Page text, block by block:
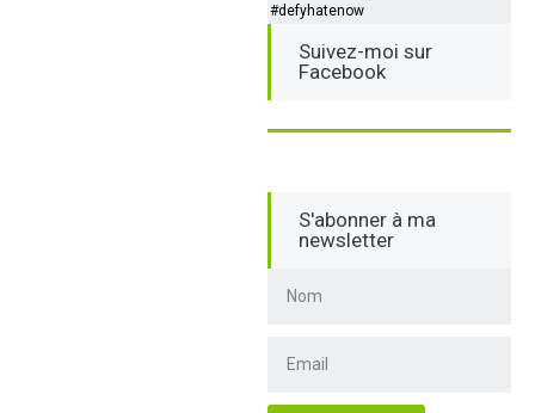
#defyhatenow
Suivez-moi sur
Facebook
S'abonner à ma
newsletter